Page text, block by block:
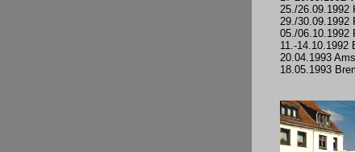
25./26.09.1992
29./30.09.1992
05./06.10.1992
11.-14.10.1992
20.04.1993
18.05.1993